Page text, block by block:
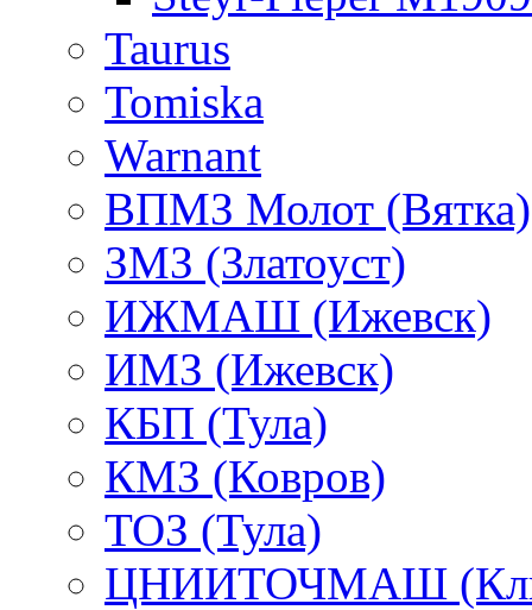
Taurus
Tomiska
Warnant
ВПМЗ Молот (Вятка)
ЗМЗ (Златоуст)
ИЖМАШ (Ижевск)
ИМЗ (Ижевск)
КБП (Тула)
КМЗ (Ковров)
ТОЗ (Тула)
ЦНИИТОЧМАШ